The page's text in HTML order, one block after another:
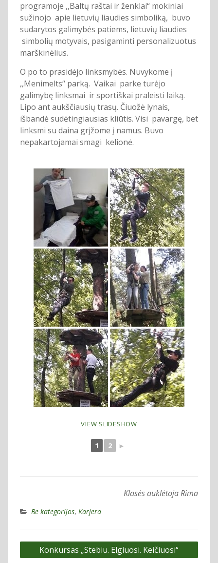
programoje ,,Baltų raštai ir ženklai“ mokiniai
sužinojo apie lietuvių liaudies simboliką, buvo
sudarytos galimybės patiems, lietuvių liaudies
simbolių motyvais, pasigaminti personalizuotus
marškinėlius.
O po to prasidėjo linksmybės. Nuvykome į
,,Menimelts“ parką. Vaikai parke turėjo
galimybę linksmai ir sportiškai praleisti laiką.
Lipo ant aukščiausių trasų. Čiuožė lynais,
išbandė sudėtingiausias kliūtis. Visi pavargę, bet
linksmi su daina grįžome į namus. Buvo
nepakartojamai smagi kelionė.
VIEW SLIDESHOW
1 2 ►
Klasės auklėtoja Rima
Be kategorijos, Karjera
Navigacija
tarp
Konkursas „Stebiu. Elgiuosi. Keičiuosi“